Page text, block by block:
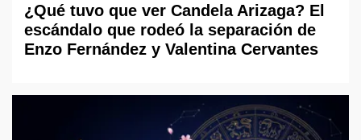
¿Qué tuvo que ver Candela Arizaga? El
escándalo que rodeó la separación de
Enzo Fernández y Valentina Cervantes